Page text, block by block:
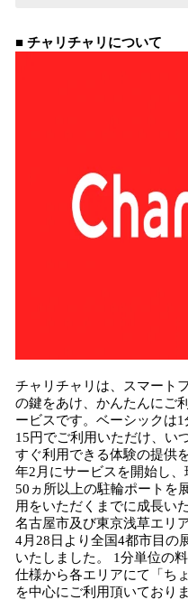
■ チャリチャリについて
チャリチャリは、スマート
の鍵をあけ、かんたんにご
ービスです。ベーシックは
15円でご利用いただけ、い
すぐ利用できる体験の提供
年2月にサービスを開始し
50ヵ所以上の駐輪ポートを
用をいただくまでに成長い
名古屋市及び東京浅草エリ
4月28日より全国4都市目の
いたしました。 1分単位の
仕様から各エリアにて「ち
を中心にご利用頂いておりま